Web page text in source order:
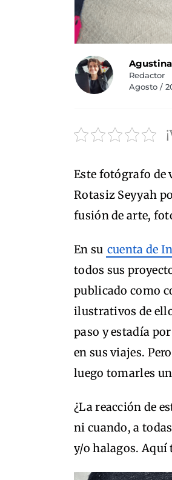
Redactor
Agosto /
Este fotógrafo de
Rotasiz Seyyah
fusión de arte,
En su cuenta de
todos sus
publicado como
ilustrativos de
paso y estadía
en sus viajes.
luego tomarles
¿La reacción de
ni cuando, a
y/o halagos. Aquí